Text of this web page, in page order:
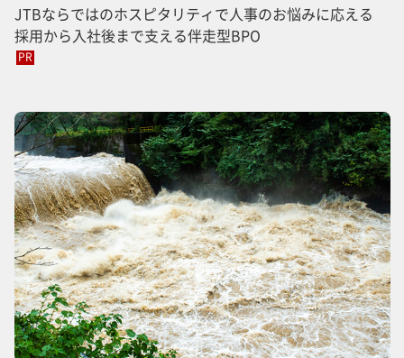
JTBならではのホスピタリティで人事のお悩みに応える
採用から入社後まで支える伴走型BPO
PR